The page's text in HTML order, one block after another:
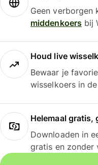
Geen
middenkoersbij
Houd live
Bewaar je
wisselkoers in
Helemaal gratis,
Downloaden in
gratis en zonder